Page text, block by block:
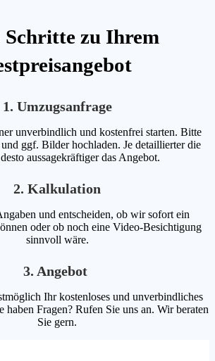
Schritte zu Ihrem
1. Umzugsanfrage
unverbindlich und kostenfrei starten. Bitte
ggf. Bilder hochladen. Je detaillierter die
aussagekräftiger das Angebot.
2. Kalkulation
und entscheiden, ob wir sofort ein
oder ob noch eine Video-Besichtigung
sinnvoll wäre.
3. Angebot
Ihr kostenloses und unverbindliches
haben Fragen? Rufen Sie uns an. Wir beraten
Sie gern.